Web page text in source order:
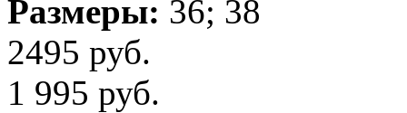
Размеры: 36; 38
2495 руб.
1 995 руб.